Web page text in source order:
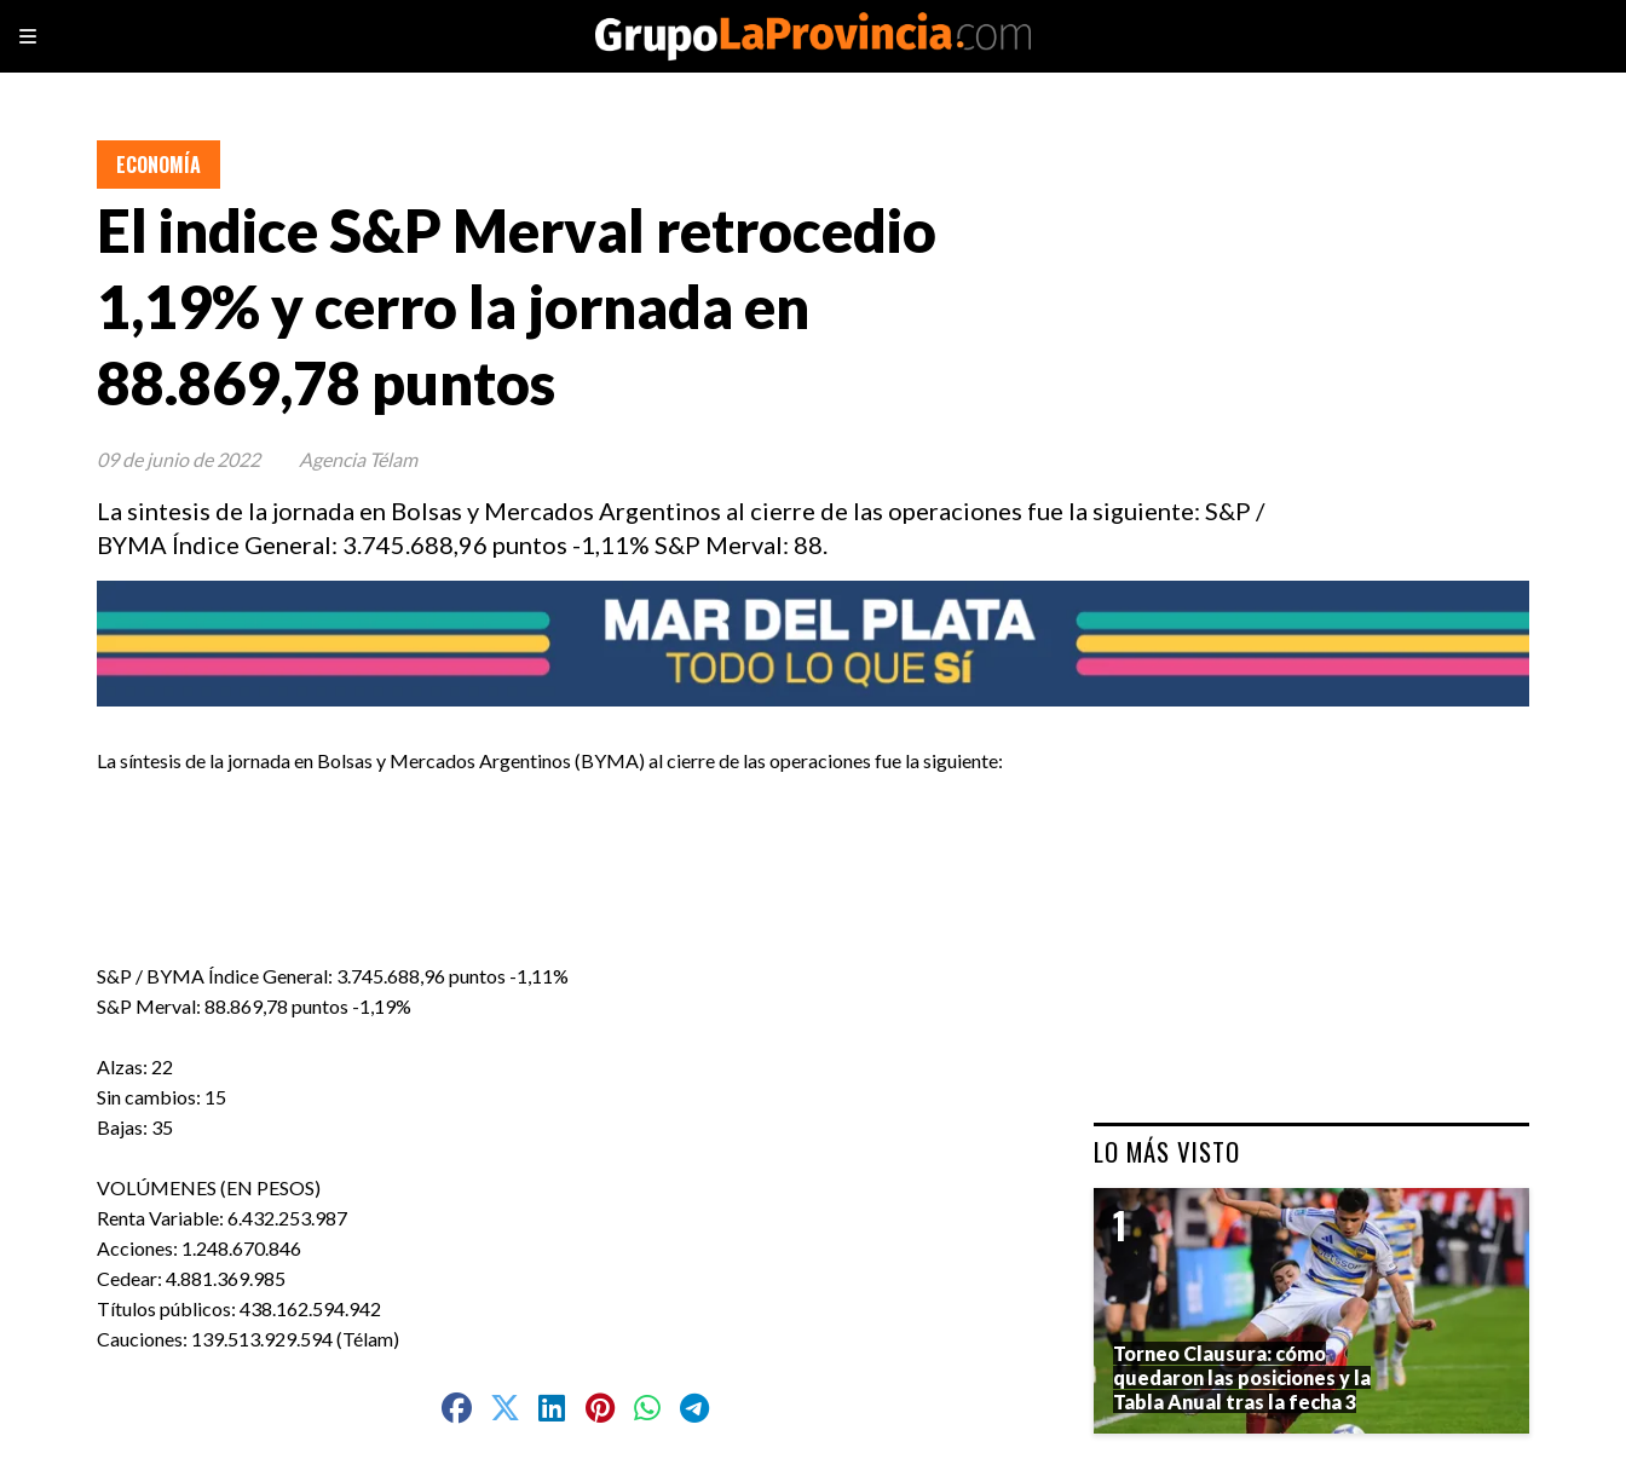
El indice S&P Merval retrocedio
1,19% y cerro la jornada en
88.869,78 puntos
La sintesis de la jornada en Bolsas y Mercados Argentinos al cierre de las operaciones fue la siguiente: S&P /
BYMA Índice General: 3.745.688,96 puntos -1,11% S&P Merval: 88.
ECONOMÍA
09 de junio de 2022 Agencia Télam
La síntesis de la jornada en Bolsas y Mercados Argentinos (BYMA) al cierre de las operaciones fue la siguiente:
S&P / BYMA Índice General: 3.745.688,96 puntos -1,11%
S&P Merval: 88.869,78 puntos -1,19%
Alzas: 22
Sin cambios: 15
Bajas: 35
VOLÚMENES (EN PESOS)
Renta Variable: 6.432.253.987
Acciones: 1.248.670.846
Cedear: 4.881.369.985
Títulos públicos: 438.162.594.942
Cauciones: 139.513.929.594 (Télam)
LO MÁS VISTO
Torneo Clausura: cómo
quedaron las posiciones y la
Tabla Anual tras la fecha 3